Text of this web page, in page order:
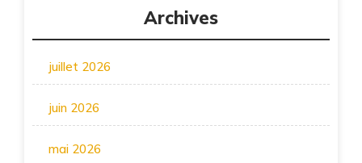
Archives
juillet 2026
juin 2026
mai 2026